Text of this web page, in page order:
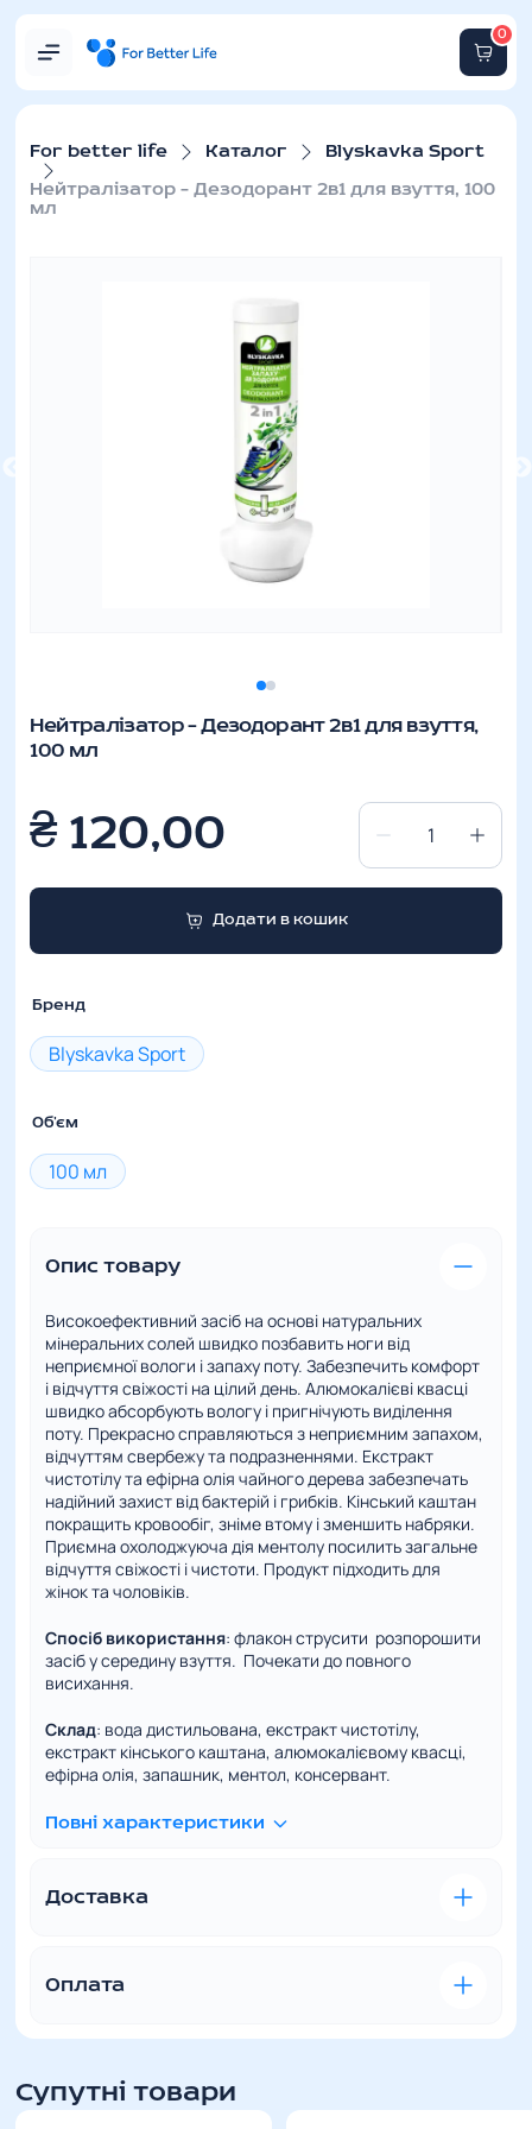
0
For better life Каталог
Blyskavka Sport
Нейтралізатор – Дезодорант 2в1 для взуття, 100
мл
Нейтралізатор – Дезодорант 2в1 для взуття,
100 мл
Бренд
Blyskavka Sport
Об'єм
100 мл
120,00
₴
Нейтралізатор
-
для
Додати в кошик
Опис товару
Високоефективний засіб на основі натуральних
мінеральних солей швидко позбавить ноги від
неприємної вологи і запаху поту. Забезпечить комфорт
і відчуття свіжості на цілий день. Алюмокалієві квасці
швидко абсорбують вологу і пригнічують виділення
поту. Прекрасно справляються з неприємним запахом,
відчуттям свербежу та подразненнями. Екстракт
чистотілу та ефірна олія чайного дерева забезпечать
надійний захист від бактерій і грибків. Кінський каштан
покращить кровообіг, зніме втому і зменшить набряки.
Приємна охолоджуюча дія ментолу посилить загальне
відчуття свіжості і чистоти. Продукт підходить для
жінок та чоловіків.
Спосіб використання: флакон струсити розпорошити
засіб у середину взуття. Почекати до повного
висихання.
Склад: вода дистильована, екстракт чистотілу,
екстракт кінського каштана, алюмокалієвому квасці,
ефірна олія, запашник, ментол, консервант.
Повні характеристики
Доставка
замовлений товар вчасно та в ідеальному стані.
розрахунку вартості доставки ви можете
звернутись до менеджерів магазину.
Оплата
можливий за наявності у вас банківської
картки. Оплачуйте онлайн під час оформлення
Супутні товари